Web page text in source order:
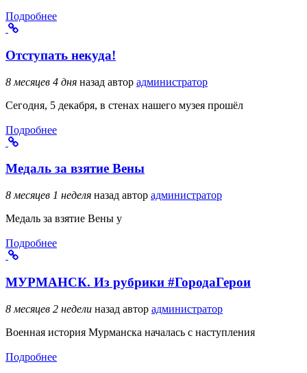
Подробнее
Отступать некуда!
8 месяцев 4 дня назад автор администратор
Сегодня, 5 декабря, в стенах нашего музея прошёл
Подробнее
Медаль за взятие Вены
8 месяцев 1 неделя назад автор администратор
Медаль за взятие Вены у
Подробнее
МУРМАНСК. Из рубрики #ГородаГерои
8 месяцев 2 недели назад автор администратор
Военная история Мурманска началась с наступления
Подробнее